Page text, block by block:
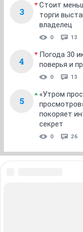
3
Стоит
торги
владелец
0 13
4
Погода 30
поверья и
0 13
5
«Утром
покоряет
секрет
0 26